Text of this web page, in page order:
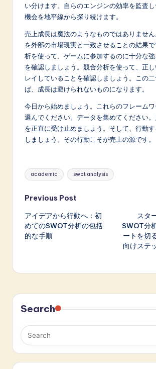
い分けます。自らのエンジンの効率を監査
機会を地平線から探り続けます。
売上成長は魔法のようなものではありませ
を外部の市場現実と一致させることの結果
析を使って、ゲームに参加するのに十分な強
を確認しましょう。競合分析を使って、正
レイしていることを確認しましょう。この
ば、成長は避けられないものになります。
今日から始めましょう。これらのフレーム
選んでください。データを集めてください。
を正直に受け止めましょう。そして、行動
しましょう。その行動こそが売上の源です。
Tags:
academic swot analysis
Post
navigation
Previous Post
アイデアから行動へ：初
めてのSWOT分析の包括
的な手順
スタ
SWOT分
ートを切
向けステ
Search